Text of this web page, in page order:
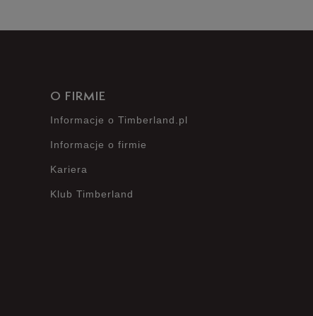
O FIRMIE
Informacje o Timberland.pl
Informacje o firmie
Kariera
Klub Timberland